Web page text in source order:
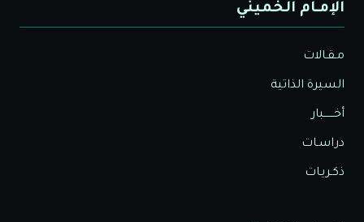
الإمـام الخميني
مـقـالات
السيرة الذاتية
أخــــــبار
دراسـات
ذكـريـات